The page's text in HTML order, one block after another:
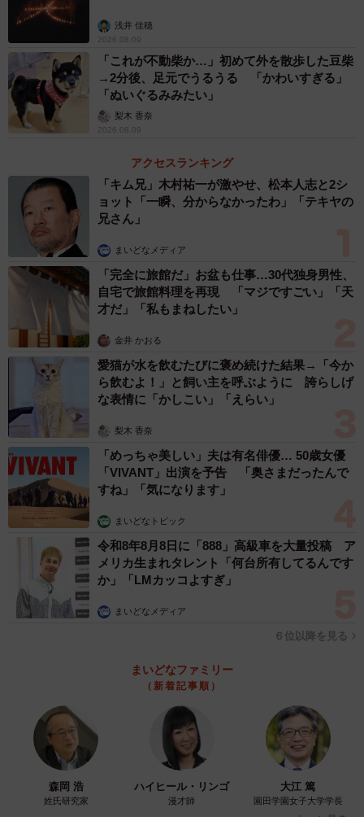
浅井 佳穂
2026.08.09
「これが不動柴か…」初めて外を散歩した豆柴
→2分後、足元でうるうる 「かわいすぎる」
「ぬいぐるみみたい」
梨木 香奈
2026.08.09
アクセスランキング
「キム兄」木村祐一が激やせ、松本人志と2シ
ョット「一瞬、分からなかったわ」「テキヤの
兄さん」
まいどなメディア
「完全に旅館だ」お盆も仕事…30代独身男性、
自宅で旅館料理を再現 「マジですごい」「天
才だ」「私もまねしたい」
金井 かおる
愛猫が水を飲むたびに褒め続けた結果→「今か
ら飲むよ！」と飼い主を呼ぶように 誇らしげ
な表情に「かしこい」「えらい」
梨木 香奈
「めっちゃ美しい」夫は有名俳優… 50歳女優
「VIVANT」出演を予告 「奥さまだったんで
すね」「気になります」
まいどなトピック
令和8年8月8日に「888」高級車を大量投稿 ア
メリカ生まれタレント「何台所有してるんです
か」「LMカッコよすぎ」
まいどなメディア
６位以降を見る
まいどなファミリー
（新着記事順）
森岡 浩
姓氏研究家
ハイヒール・リンゴ
漫才師
大江 篤
園田学園女子大学学長